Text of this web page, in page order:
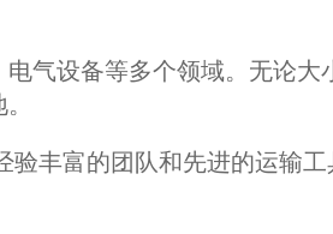
气设备等多个领域。无论大
丰富的团队和先进的运输